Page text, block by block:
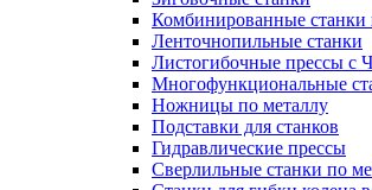
Комбинированные станки
Ленточнопильные станки
Листогибочные прессы с
Многофункциональные
Ножницы по металлу
Подставки для станков
Гидравлические прессы
Сверлильные станки по